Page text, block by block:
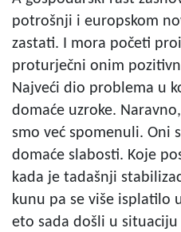
potrošnji i europskom
zastati. I mora početi
proturječni onim
Najveći dio problema u
domaće uzroke.
smo već spomenuli. Oni
domaće slabosti. Koje
kada je tadašnji
kunu pa se više isplatilo
eto sada došli u